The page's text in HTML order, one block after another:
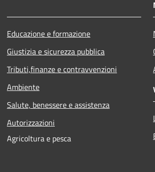
Educazione e formazione
Giustizia e sicurezza pubblica
Tributi,finanze e contravvenzioni
Ambiente
Salute, benessere e assistenza
Autorizzazioni
Agricoltura e pesca